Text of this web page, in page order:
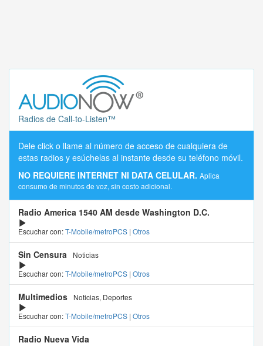
Radios de Call-to-Listen™
Dele click o llame al número de acceso de cualquiera de
estas radios y esúchelas al instante desde su teléfono móvil.
NO REQUIERE INTERNET NI DATA CELULAR. Aplica
consumo de minutos de voz, sin costo adicional.
Radio America 1540 AM desde Washington D.C.
Escuchar con:T-Mobile/metroPCS | Otros
Sin Censura
Noticias
Escuchar con:T-Mobile/metroPCS | Otros
Multimedios
Noticias, Deportes
Escuchar con:T-Mobile/metroPCS | Otros
Radio Nueva Vida